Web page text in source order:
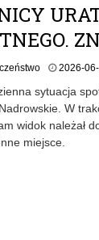
2026-
sytuacja
W
widok należał
miejsce.